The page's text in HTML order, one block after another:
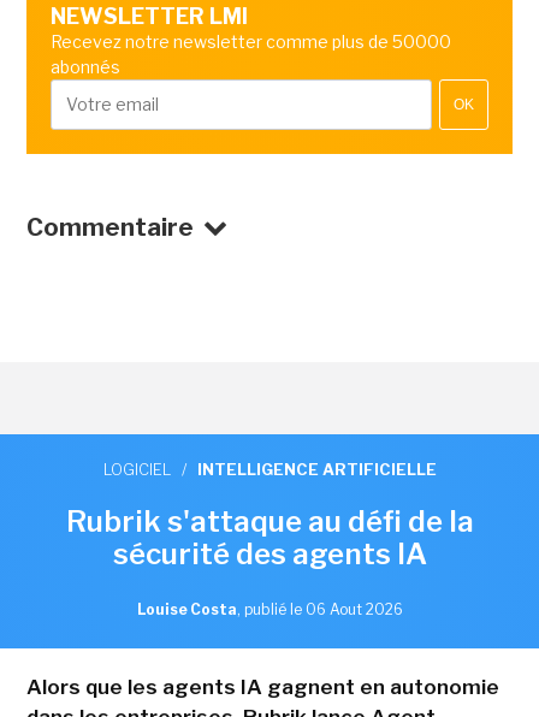
NEWSLETTER LMI
Recevez notre newsletter comme plus de 50000
abonnés
OK
Commentaire
LOGICIEL / INTELLIGENCE ARTIFICIELLE
Rubrik s'attaque au défi de la
sécurité des agents IA
Louise Costa, publié le 06 Aout 2026
Alors que les agents IA gagnent en autonomie